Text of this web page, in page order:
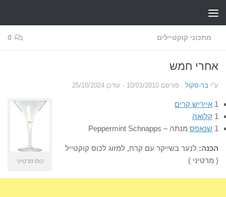
מתכוני קוקטיילים 0
אחרי חמש
ע"י בר-סקול · פורסם 10/01/2010 · עודכן 25/10/2024
כוס מרטיני
1 אייריש קרים
1 קלואה
1 שנאפס מנתה – Peppermint Schnapps
הכנה: לנער בשייקר עם קרח, למזוג לכוס קוקטייל
( מרטיני )